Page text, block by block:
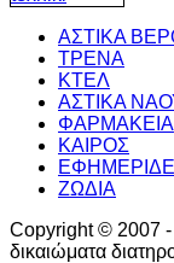
ΑΣΤΙΚΑ
ΤΡΕΝΑ
ΚΤΕΛ
ΑΣΤΙΚΑ
ΦΑΡΜΑΚΕΙΑ
ΚΑΙΡΟΣ
ΖΩΔΙΑ
Copyright © 2007 -
δικαιώματα